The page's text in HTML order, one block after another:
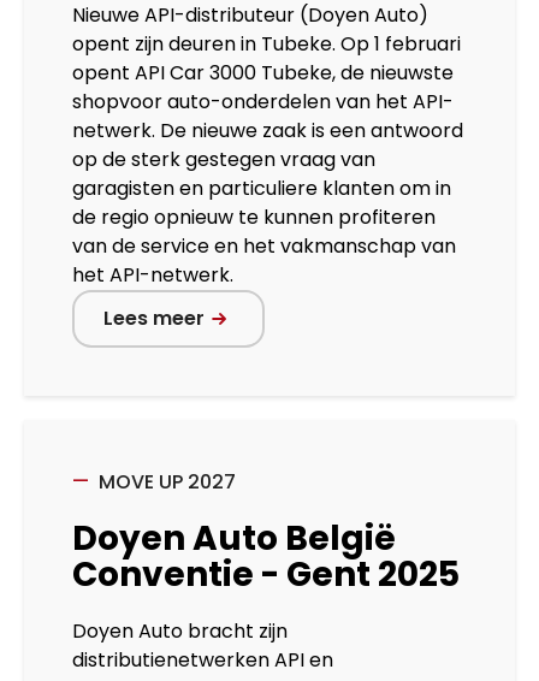
Nieuwe API-distributeur (Doyen Auto)
opent zijn deuren in Tubeke. Op 1 februari
opent API Car 3000 Tubeke, de nieuwste
shopvoor auto-onderdelen van het API-
netwerk. De nieuwe zaak is een antwoord
op de sterk gestegen vraag van
garagisten en particuliere klanten om in
de regio opnieuw te kunnen profiteren
van de service en het vakmanschap van
het API-netwerk.
Lees meer
MOVE UP 2027
Doyen Auto België
Conventie - Gent 2025
Doyen Auto bracht zijn
distributienetwerken API en